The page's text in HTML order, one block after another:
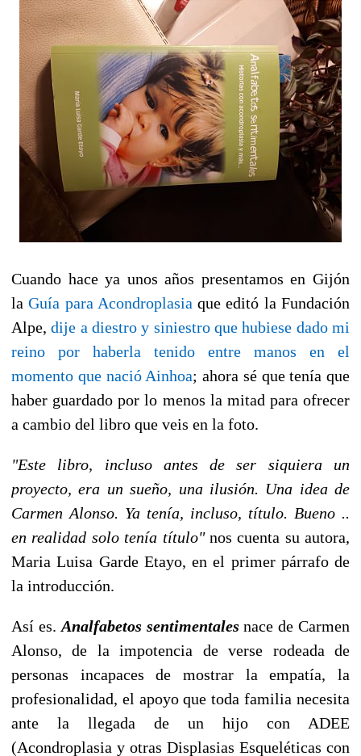
Cuando hace ya unos años presentamos en Gijón
laGuía para Acondroplasia que editó la Fundación
Alpe,dije a diestro y siniestro que hubiese dado mi
reino por haberla tenido entre manos en el
momento que nació Ainhoa; ahora sé que tenía que
haber guardado por lo menos la mitad para ofrecer
a cambio del libro que veis en la foto.
"Este libro, incluso antes de ser siquiera un
proyecto, era un sueño, una ilusión. Una idea de
Carmen Alonso. Ya tenía, incluso, título. Bueno ..
en realidad solo tenía título" nos cuenta su autora,
Maria Luisa Garde Etayo, en el primer párrafo de
la introducción.
Así es. Analfabetos sentimentales nace de Carmen
Alonso, de la impotencia de verse rodeada de
personas incapaces de mostrar la empatía, la
profesionalidad, el apoyo que toda familia necesita
ante la llegada de un hijo con ADEE
(Acondroplasia y otras Displasias Esqueléticas con